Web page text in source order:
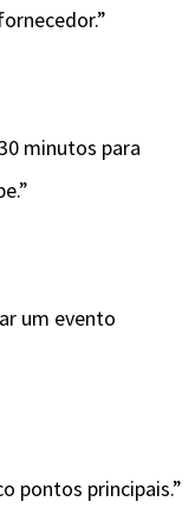
minutos para
um evento
pontos principais.”